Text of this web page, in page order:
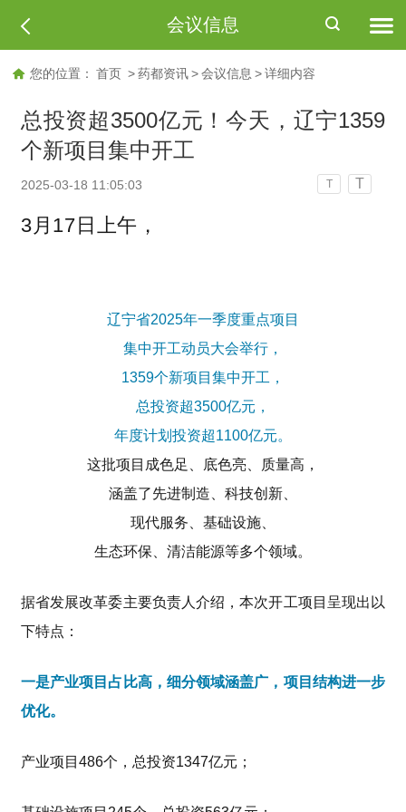
会议信息
您的位置： 首页 > 药都资讯 > 会议信息 > 详细内容
总投资超3500亿元！今天，辽宁1359
个新项目集中开工
2025-03-18 11:05:03 T T
3月17日上午，
辽宁省2025年一季度重点项目
集中开工动员大会举行，
1359个新项目集中开工，
总投资超3500亿元，
年度计划投资超1100亿元。
这批项目成色足、底色亮、质量高，
涵盖了先进制造、科技创新、
现代服务、基础设施、
生态环保、清洁能源等多个领域。
据省发展改革委主要负责人介绍，本次开工项目呈现出以
下特点：
一是产业项目占比高，细分领域涵盖广，项目结构进一步
优化。
产业项目486个，总投资1347亿元；